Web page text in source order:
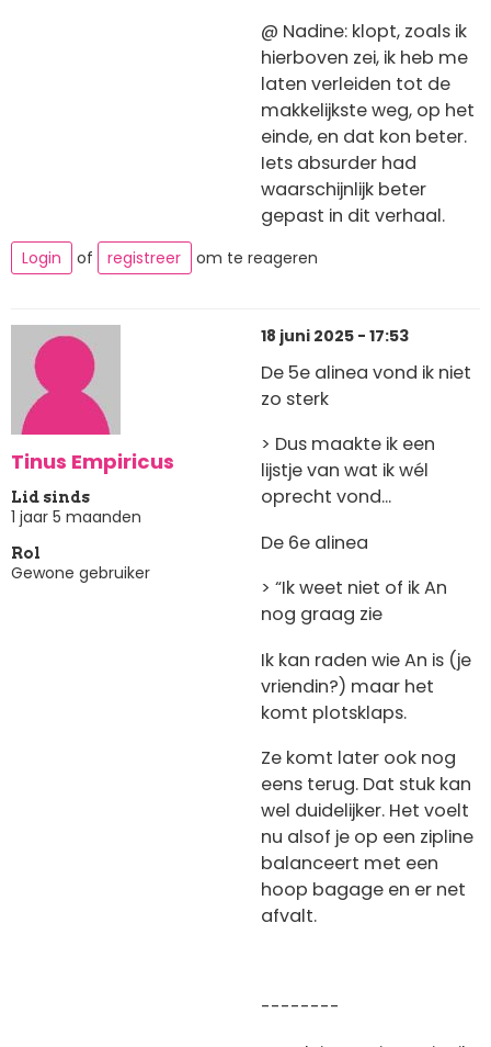
@ Nadine: klopt, zoals ik
hierboven zei, ik heb me
laten verleiden tot de
makkelijkste weg, op het
einde, en dat kon beter.
Iets absurder had
waarschijnlijk beter
gepast in dit verhaal.
Login of registreer om te reageren
Tinus Empiricus
Lid sinds
1 jaar 5 maanden
Rol
Gewone gebruiker
18 juni 2025 - 17:53
De 5e alinea vond ik niet
zo sterk
> Dus maakte ik een
lijstje van wat ik wél
oprecht vond...
De 6e alinea
> “Ik weet niet of ik An
nog graag zie
Ik kan raden wie An is (je
vriendin?) maar het
komt plotsklaps.
Ze komt later ook nog
eens terug. Dat stuk kan
wel duidelijker. Het voelt
nu alsof je op een zipline
balanceert met een
hoop bagage en er net
afvalt.
--------